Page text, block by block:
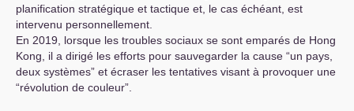
planification stratégique et tactique et, le cas échéant, est
intervenu personnellement.
En 2019, lorsque les troubles sociaux se sont emparés de Hong
Kong, il a dirigé les efforts pour sauvegarder la cause “un pays,
deux systèmes” et écraser les tentatives visant à provoquer une
“révolution de couleur”.